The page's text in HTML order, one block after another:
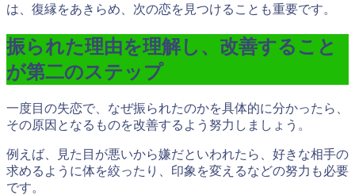
は、復縁をあきらめ、次の恋を見つけることも重要です。
振られた理由を理解し、改善すること
が第二のステップ
一度目の失恋で、なぜ振られたのかを具体的に分かったら、
その原因となるものを改善するよう努力しましょう。
例えば、見た目が悪いから嫌だといわれたら、好きな相手の
求めるように体を絞ったり、印象を変えるなどの努力も必要
です。